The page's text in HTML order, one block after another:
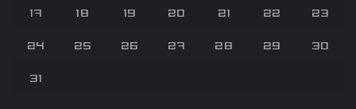
17 18 19 20 21 22 23
24 25 26 27 28 29 30
31